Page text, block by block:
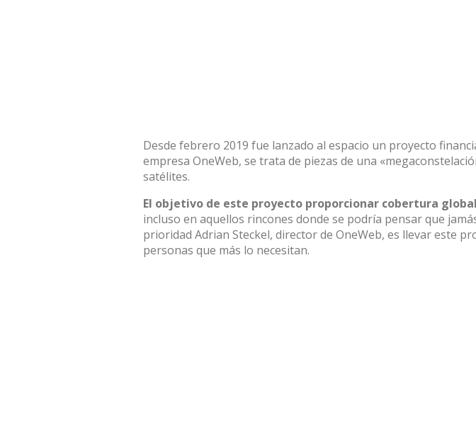
Desde febrero 2019 fue lanzado al espacio un proyecto
empresa OneWeb, se trata de piezas de una
satélites.
El objetivo de este proyecto proporcionar cobertura
incluso en aquellos rincones donde se podría pensar que
prioridad Adrian Steckel, director de OneWeb, es llevar este
personas que más lo necesitan.